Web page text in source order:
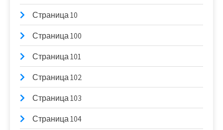
Страница 10
Страница 100
Страница 101
Страница 102
Страница 103
Страница 104